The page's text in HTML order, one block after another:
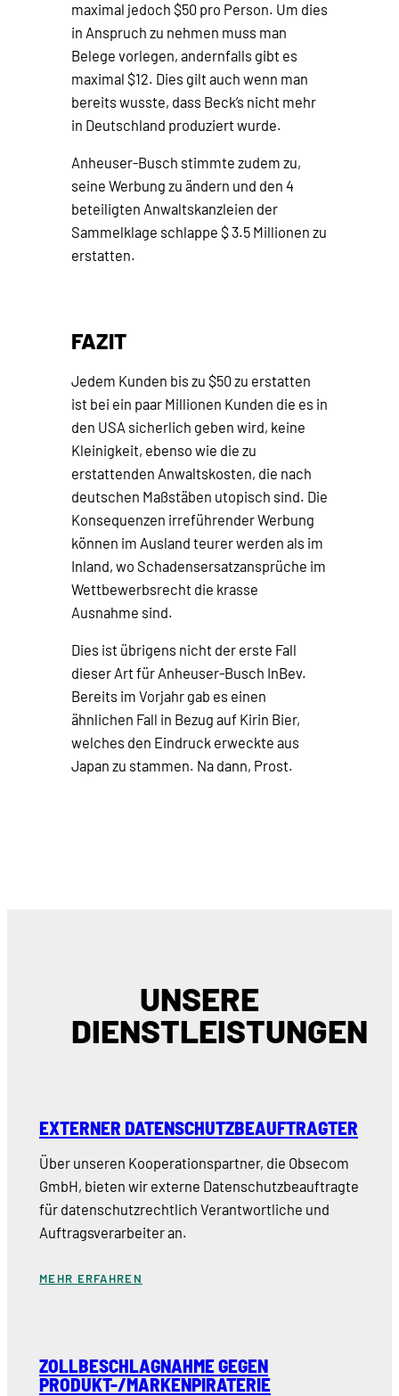
maximal jedoch $50 pro Person. Um dies
in Anspruch zu nehmen muss man
Belege vorlegen, andernfalls gibt es
maximal $12. Dies gilt auch wenn man
bereits wusste, dass Beck’s nicht mehr
in Deutschland produziert wurde.
Anheuser-Busch stimmte zudem zu,
seine Werbung zu ändern und den 4
beteiligten Anwaltskanzleien der
Sammelklage schlappe $ 3.5 Millionen zu
erstatten.
FAZIT
Jedem Kunden bis zu $50 zu erstatten
ist bei ein paar Millionen Kunden die es in
den USA sicherlich geben wird, keine
Kleinigkeit, ebenso wie die zu
erstattenden Anwaltskosten, die nach
deutschen Maßstäben utopisch sind. Die
Konsequenzen irreführender Werbung
können im Ausland teurer werden als im
Inland, wo Schadensersatzansprüche im
Wettbewerbsrecht die krasse
Ausnahme sind.
Dies ist übrigens nicht der erste Fall
dieser Art für Anheuser-Busch InBev.
Bereits im Vorjahr gab es einen
ähnlichen Fall in Bezug auf Kirin Bier,
welches den Eindruck erweckte aus
Japan zu stammen. Na dann, Prost.
UNSERE
DIENSTLEISTUNGEN
EXTERNER DATENSCHUTZBEAUFTRAGTER
Über unseren Kooperationspartner, die Obsecom
GmbH, bieten wir externe Datenschutzbeauftragte
für datenschutzrechtlich Verantwortliche und
Auftragsverarbeiter an.
MEHR ERFAHREN
ZOLLBESCHLAGNAHME GEGEN
PRODUKT-/MARKENPIRATERIE